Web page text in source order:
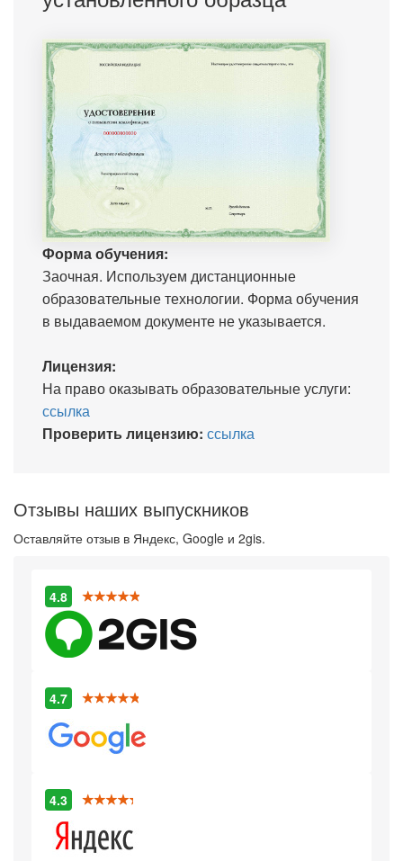
Форма обучения:
Заочная. Используем дистанционные
образовательные технологии. Форма обучения
в выдаваемом документе не указывается.
Лицензия:
На право оказывать образовательные услуги:
ссылка
Проверить лицензию: ссылка
Отзывы наших выпускников
Оставляйте отзыв в Яндекс, Google и 2gis.
4.8
4.7
4.3